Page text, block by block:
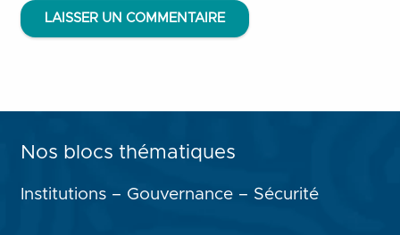
LAISSER UN COMMENTAIRE
Nos blocs thématiques
Institutions – Gouvernance – Sécurité